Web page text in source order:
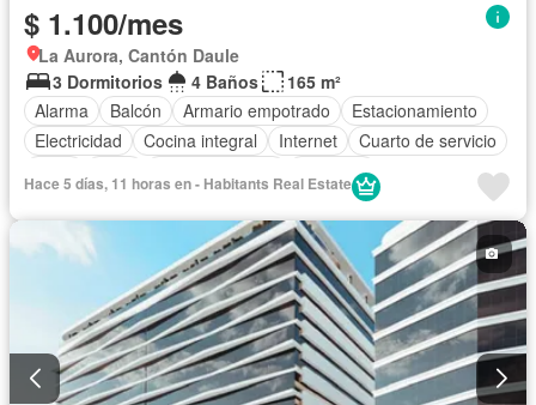
$ 1.100/mes
La Aurora, Cantón Daule
3 Dormitorios
4 Baños
165 m²
Alarma
Balcón Armario empotrado
Estacionamiento
Electricidad
Cocina integral Internet
Cuarto de servicio
Conserje
Jardín
Parrilla
Garita de guardianía
Seguridad Piscina Sin amoblar
Hace 5 días, 11 horas en - Habitants Real Estate